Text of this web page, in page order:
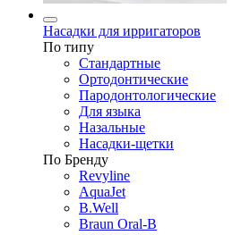
Насадки для ирригаторов
По типу
Стандартные
Ортодонтические
Пародонтологические
Для языка
Назальные
Насадки-щетки
По Бренду
Revyline
AquaJet
B.Well
Braun Oral-B